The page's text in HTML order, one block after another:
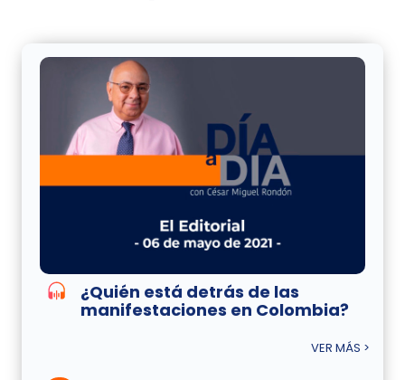
¿Quién está detrás de las
manifestaciones en Colombia?
VER MÁS >